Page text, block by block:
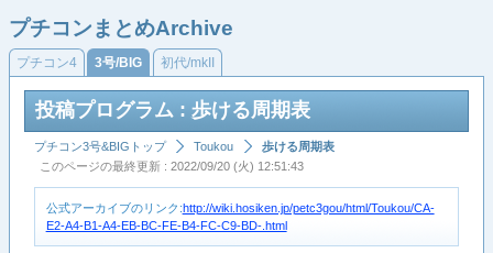
プチコンまとめArchive
プチコン4 3号/BIG 初代/mkII
投稿プログラム : 歩ける周期表
プチコン3号&BIGトップ Toukou
歩ける周期表
このページの最終更新 : 2022/09/20 (火) 12:51:43
公式アーカイブのリンク:http://wiki.hosiken.jp/petc3gou/html/Toukou/CA-
E2-A4-B1-A4-EB-BC-FE-B4-FC-C9-BD-.html